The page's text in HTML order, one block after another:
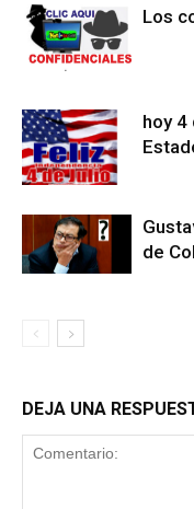
Los
hoy 4
de
DEJA UNA